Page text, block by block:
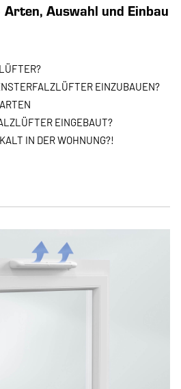
Auswahl und Einbau
EINZUBAUEN?
EINGEBAUT?
IN DER WOHNUNG?!